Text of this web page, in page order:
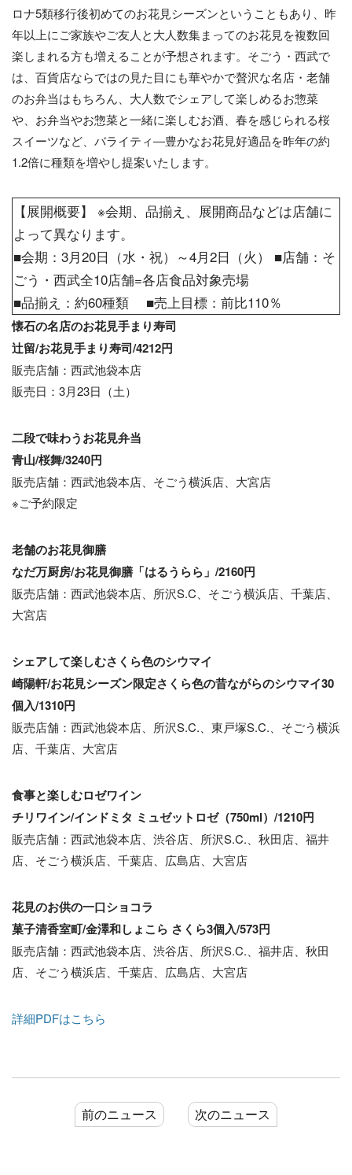
ロナ5類移行後初めてのお花見シーズンということもあり、昨
年以上にご家族やご友人と大人数集まってのお花見を複数回
楽しまれる方も増えることが予想されます。そごう・西武で
は、百貨店ならではの見た目にも華やかで贅沢な名店・老舗
のお弁当はもちろん、大人数でシェアして楽しめるお惣菜
や、お弁当やお惣菜と一緒に楽しむお酒、春を感じられる桜
スイーツなど、バライティ―豊かなお花見好適品を昨年の約
1.2倍に種類を増やし提案いたします。
【展開概要】 ※会期、品揃え、展開商品などは店舗に
よって異なります。
■会期：3月20日（水・祝）～4月2日（火） ■店舗：そ
ごう・西武全10店舗=各店食品対象売場
■品揃え：約60種類 ■売上目標：前比110％
懐石の名店のお花見手まり寿司
辻留/お花見手まり寿司/4212円
販売店舗：西武池袋本店
販売日：3月23日（土）
二段で味わうお花見弁当
青山/桜舞/3240円
販売店舗：西武池袋本店、そごう横浜店、大宮店
※ご予約限定
老舗のお花見御膳
なだ万厨房/お花見御膳「はるうらら」 /2160円
販売店舗：西武池袋本店、所沢S.C、そごう横浜店、千葉店、
大宮店
シェアして楽しむさくら色のシウマイ
崎陽軒/お花見シーズン限定さくら色の昔ながらのシウマイ30
個入/1310円
販売店舗：西武池袋本店、所沢S.C.、東戸塚S.C.、そごう横浜
店、千葉店、大宮店
食事と楽しむロゼワイン
チリワイン/インドミタ ミュゼットロゼ（750ml）/1210円
販売店舗：西武池袋本店、渋谷店、所沢S.C.、秋田店、福井
店、そごう横浜店、千葉店、広島店、大宮店
花見のお供の一口ショコラ
菓子清香室町/金澤和しょこら さくら3個入/573円
販売店舗：西武池袋本店、渋谷店、所沢S.C.、福井店、秋田
店、そごう横浜店、千葉店、広島店、大宮店
詳細PDFはこちら
前のニュース 次のニュース